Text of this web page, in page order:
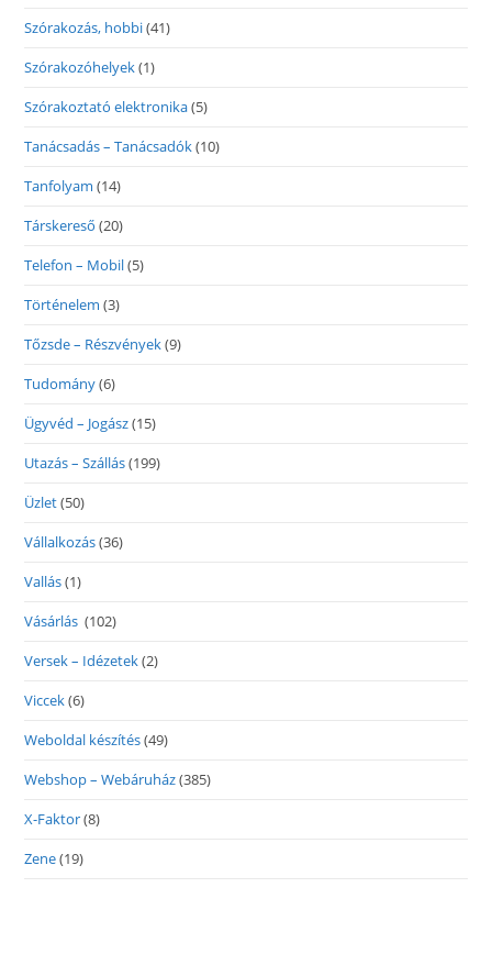
Szórakozás, hobbi(41)
Szórakozóhelyek(1)
Szórakoztató elektronika(5)
Tanácsadás – Tanácsadók(10)
Tanfolyam (14)
Társkereső (20)
Telefon – Mobil(5)
Történelem (3)
Tőzsde – Részvények(9)
Tudomány(6)
Ügyvéd – Jogász(15)
Utazás – Szállás(199)
Üzlet(50)
Vállalkozás(36)
Vallás(1)
Vásárlás (102)
Versek – Idézetek(2)
Viccek(6)
Weboldal készítés(49)
Webshop – Webáruház(385)
X-Faktor(8)
Zene(19)